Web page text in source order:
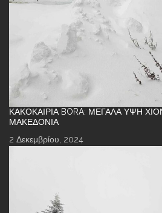
ΚΑΚΟΚΑΙΡΊΑ BORA: ΜΕΓΆΛΑ ΎΨΗ
ΜΑΚΕΔΟΝΊΑ
2 Δεκεμβρίου, 2024